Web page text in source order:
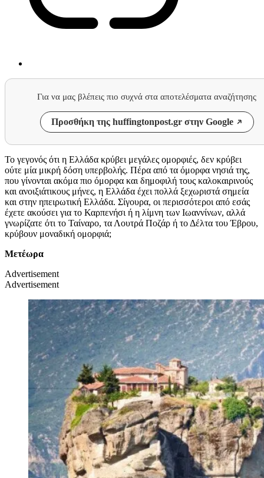
Για να μας βλέπεις πιο συχνά στα αποτελέσματα αναζήτησης
Προσθήκη της huffingtonpost.gr στην Google
Το γεγονός ότι η Ελλάδα κρύβει μεγάλες ομορφιές, δεν κρύβει
ούτε μία μικρή δόση υπερβολής. Πέρα από τα όμορφα νησιά της,
που γίνονται ακόμα πιο όμορφα και δημοφιλή τους καλοκαιρινούς
και ανοιξιάτικους μήνες, η Ελλάδα έχει πολλά ξεχωριστά σημεία
και στην ηπειρωτική Ελλάδα. Σίγουρα, οι περισσότεροι από εσάς
έχετε ακούσει για το Καρπενήσι ή η λίμνη των Ιωαννίνων, αλλά
γνωρίζατε ότι το Ταίναρο, τα Λουτρά Ποζάρ ή το Δέλτα του Έβρου,
κρύβουν μοναδική ομορφιά;
Μετέωρα
Advertisement
Advertisement